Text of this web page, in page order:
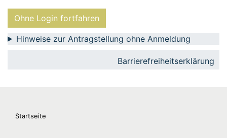
Ohne Login fortfahren
Hinweise zur Antragstellung ohne Anmeldung
Barrierefreiheitserklärung
Startseite